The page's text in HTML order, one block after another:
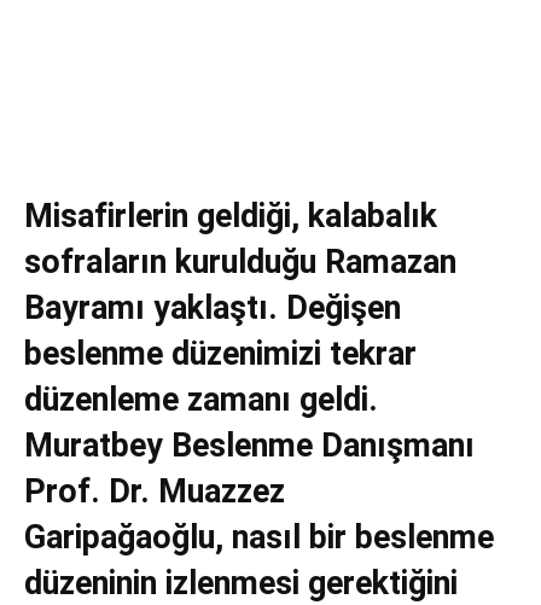
Misafirlerin geldiği, kalabalık
sofraların kurulduğu Ramazan
Bayramı yaklaştı. Değişen
beslenme düzenimizi tekrar
düzenleme zamanı geldi.
Muratbey Beslenme Danışmanı
Prof. Dr. Muazzez
Garipağaoğlu, nasıl bir beslenme
düzeninin izlenmesi gerektiğini